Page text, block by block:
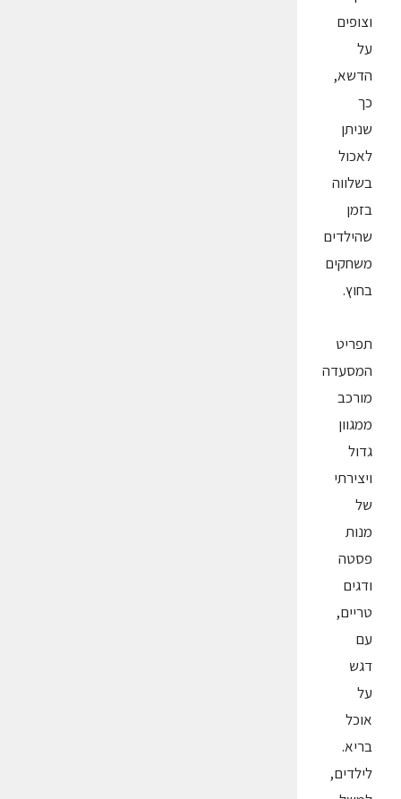
וצופים
על
הדשא,
כך
שניתן
לאכול
בשלווה
בזמן
שהילדים
משחקים
בחוץ.
תפריט
המסעדה
מורכב
ממגוון
גדול
ויצירתי
של
מנות
פסטה
ודגים
טריים,
עם
דגש
על
אוכל
בריא.
לילדים,